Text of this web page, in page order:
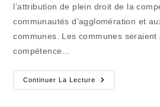
l’attribution de plein droit de la
communautés d’agglomération et
communes. Les communes seraient
compétence…
Continuer La Lecture
J'ai
Voté